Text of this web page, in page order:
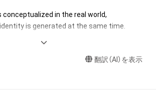
保護されています。そのため、本アイテム
ても、本アイテムに関する創作物にかかる
権を有する方、著作隣接権の権利者またはそ
いる者からの事前の同意なしに、上記の「本
conceptualized in the real world,
is generated at the same time.
is an object that exists in time and space,
翻訳（AI）を表示